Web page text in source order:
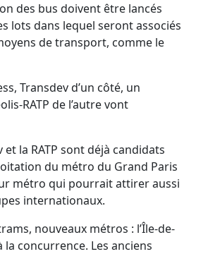
des bus doivent être lancés
lots dans lequel seront associés
de transport, comme le
Transdev d’un côté, un
RATP de l’autre vont
et la RATP sont déjà candidats
du métro du Grand Paris
métro qui pourrait attirer aussi
internationaux.
nouveaux métros : l’Île-de-
la concurrence. Les anciens